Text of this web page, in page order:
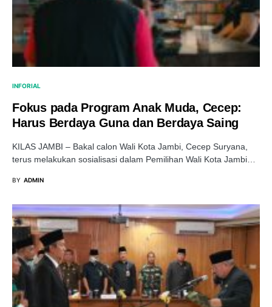
INFORIAL
Fokus pada Program Anak Muda, Cecep:
Harus Berdaya Guna dan Berdaya Saing
KILAS JAMBI – Bakal calon Wali Kota Jambi, Cecep Suryana,
terus melakukan sosialisasi dalam Pemilihan Wali Kota Jambi…
BY ADMIN